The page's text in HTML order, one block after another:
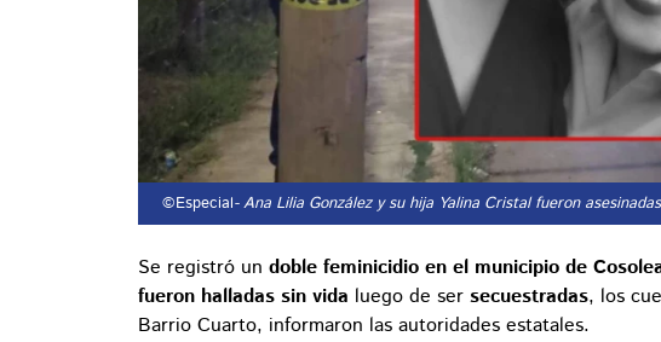
©Especial- Ana Lilia González y su hija Yalina Cristal fueron
Se registró un doble feminicidio en el municipio de
fueron halladas sin vida luego de ser secuestradas, los
Barrio Cuarto, informaron las autoridades estatales.